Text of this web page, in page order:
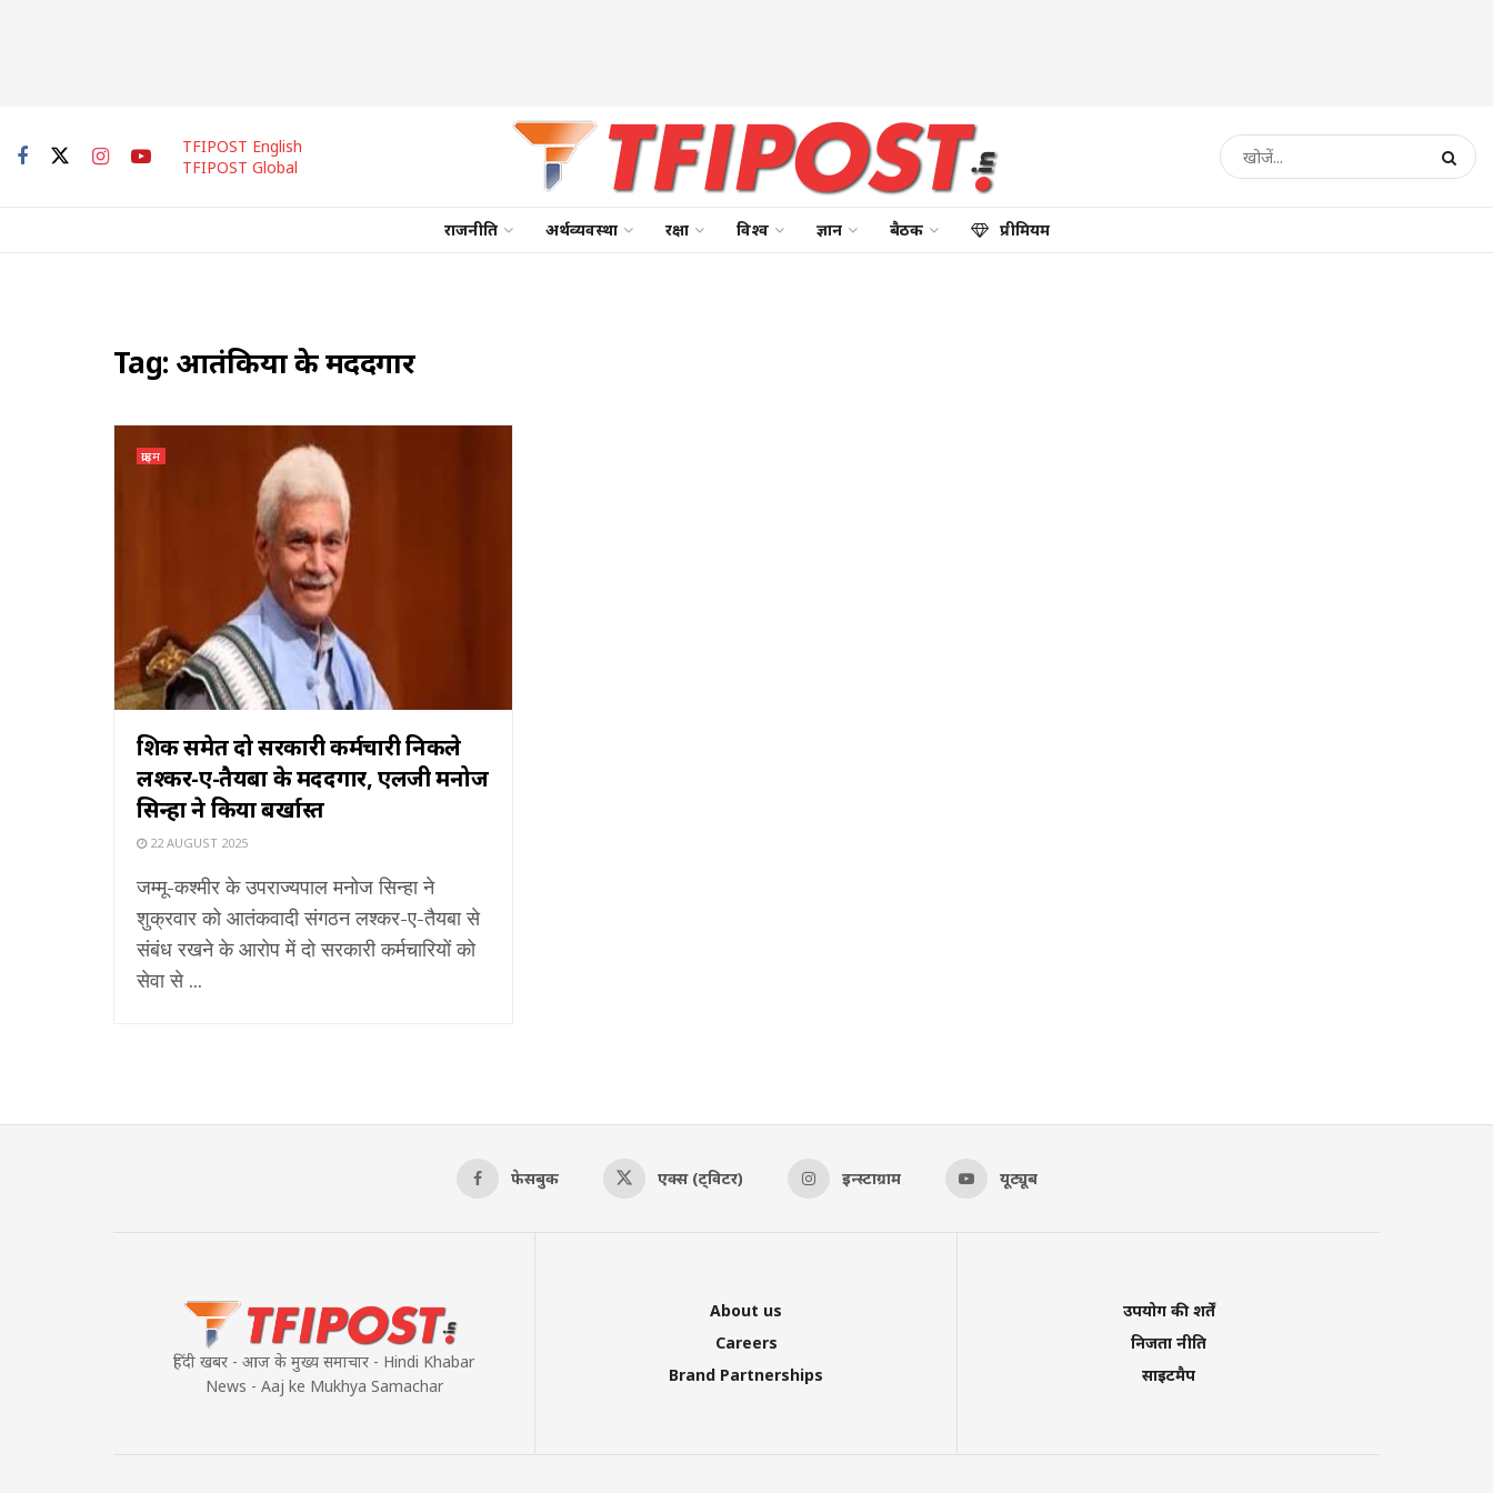
TFIPOST English
TFIPOST Global
राजनीति अर्थव्यवस्था रक्षा विश्व ज्ञान बैठक प्रीमियम
Tag: आतंकियों के मददगार
क्राइम
शिक्षक समेत दो सरकारी कर्मचारी निकले
लश्कर-ए-तैयबा के मददगार, एलजी मनोज
सिन्हा ने किया बर्खास्त
22 AUGUST 2025
जम्मू-कश्मीर के उपराज्यपाल मनोज सिन्हा ने
शुक्रवार को आतंकवादी संगठन लश्कर-ए-तैयबा से
संबंध रखने के आरोप में दो सरकारी कर्मचारियों को
सेवा से ...
फेसबुक एक्स (ट्विटर) इन्स्टाग्राम यूट्यूब
हिंदी खबर - आज के मुख्य समाचार - Hindi Khabar
News - Aaj ke Mukhya Samachar
About us
Careers
Brand Partnerships
उपयोग की शर्तें
निजता नीति
साइटमैप